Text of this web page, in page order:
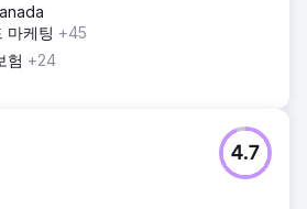
마케팅 +45
험 +24
4.7